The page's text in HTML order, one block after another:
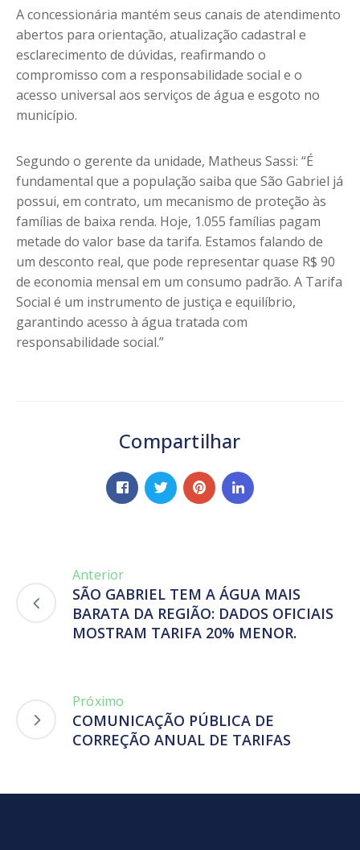
A concessionária mantém seus canais de atendimento
abertos para orientação, atualização cadastral e
esclarecimento de dúvidas, reafirmando o
compromisso com a responsabilidade social e o
acesso universal aos serviços de água e esgoto no
município.
Segundo o gerente da unidade, Matheus Sassi: “É
fundamental que a população saiba que São Gabriel já
possui, em contrato, um mecanismo de proteção às
famílias de baixa renda. Hoje, 1.055 famílias pagam
metade do valor base da tarifa. Estamos falando de
um desconto real, que pode representar quase R$ 90
de economia mensal em um consumo padrão. A Tarifa
Social é um instrumento de justiça e equilíbrio,
garantindo acesso à água tratada com
responsabilidade social.”
Compartilhar
Anterior
SÃO GABRIEL TEM A ÁGUA MAIS
BARATA DA REGIÃO: DADOS OFICIAIS
MOSTRAM TARIFA 20% MENOR.
Próximo
COMUNICAÇÃO PÚBLICA DE
CORREÇÃO ANUAL DE TARIFAS